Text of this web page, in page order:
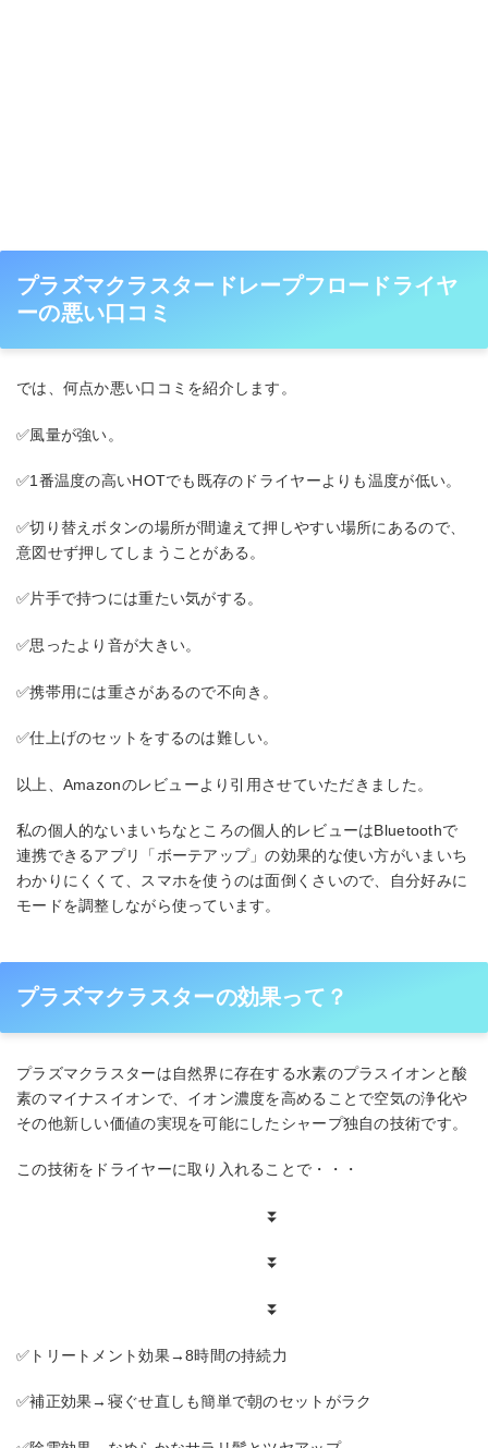
プラズマクラスタードレープフロードライヤ
ーの悪い口コミ
では、何点か悪い口コミを紹介します。
✅風量が強い。
✅1番温度の高いHOTでも既存のドライヤーよりも温度が低い。
✅切り替えボタンの場所が間違えて押しやすい場所にあるので、
意図せず押してしまうことがある。
✅片手で持つには重たい気がする。
✅思ったより音が大きい。
✅携帯用には重さがあるので不向き。
✅仕上げのセットをするのは難しい。
以上、Amazonのレビューより引用させていただきました。
私の個人的ないまいちなところの個人的レビューはBluetoothで
連携できるアプリ「ボーテアップ」の効果的な使い方がいまいち
わかりにくくて、スマホを使うのは面倒くさいので、自分好みに
モードを調整しながら使っています。
プラズマクラスターの効果って？
プラズマクラスターは自然界に存在する水素のプラスイオンと酸
素のマイナスイオンで、イオン濃度を高めることで空気の浄化や
その他新しい価値の実現を可能にしたシャープ独自の技術です。
この技術をドライヤーに取り入れることで・・・
⏬
⏬
⏬
✅トリートメント効果→8時間の持続力
✅補正効果→寝ぐせ直しも簡単で朝のセットがラク